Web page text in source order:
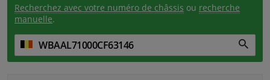
Recherchez avec votre numéro de châssis ou recherche
manuelle.